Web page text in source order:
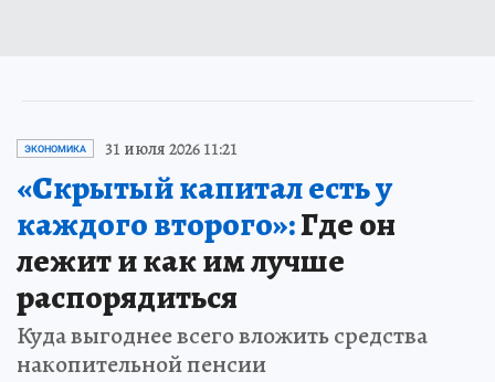
ЭКОНОМИКА 31 июля 2026 11:21
«Скрытый капитал есть у
каждого второго»:Где он
лежит и как им лучше
распорядиться
Куда выгоднее всего вложить средства
накопительной пенсии